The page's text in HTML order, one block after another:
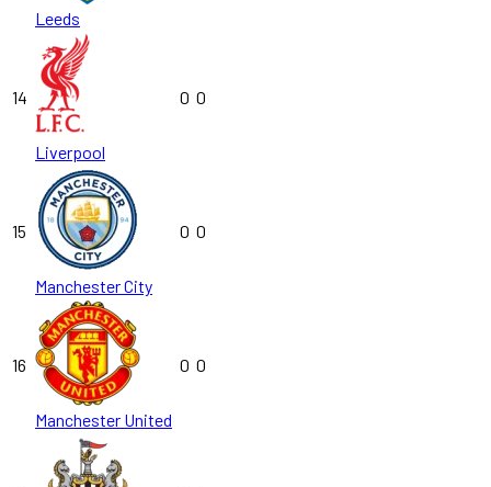
Leeds
14
Liverpool
0 0
15
Manchester City
0 0
16
Manchester United
0 0